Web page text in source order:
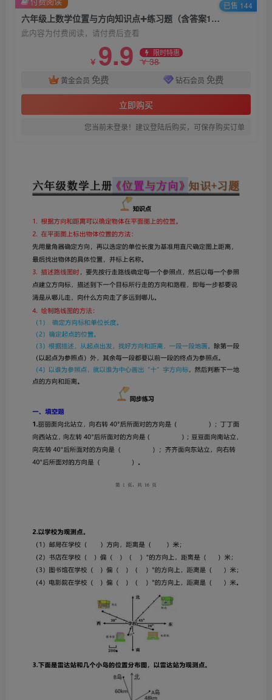
六年级上数学位置与方向知识点➕练习题（含答案16页）
此内容为付费阅读，请付费后查看
￥ 9.9 限时特惠
￥38
黄金会员 免费 钻石会员 免费
立即购买
您当前未登录！建议登陆后购买，可保存购买订单
已售 144